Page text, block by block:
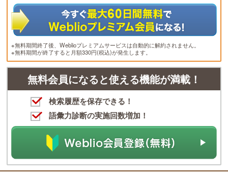
※無料期間終了後、Weblioプレミアムサービスは自動的に解約されません。
※無料期間が終了すると月額330円(税込)が発生します。
無料会員になると使える機能が満載！
検索履歴を保存できる！
語彙力診断の実施回数増加！